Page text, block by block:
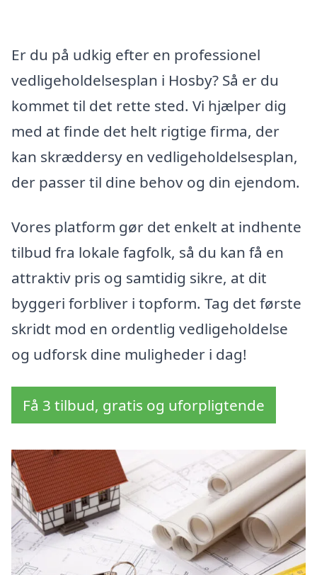
Er du på udkig efter en professionel
vedligeholdelsesplan i Hosby? Så er du
kommet til det rette sted. Vi hjælper dig
med at finde det helt rigtige firma, der
kan skræddersy en vedligeholdelsesplan,
der passer til dine behov og din ejendom.
Vores platform gør det enkelt at indhente
tilbud fra lokale fagfolk, så du kan få en
attraktiv pris og samtidig sikre, at dit
byggeri forbliver i topform. Tag det første
skridt mod en ordentlig vedligeholdelse
og udforsk dine muligheder i dag!
Få 3 tilbud, gratis og uforpligtende